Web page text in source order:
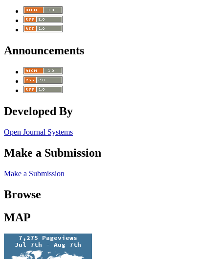
Announcements
Developed By
Open Journal Systems
Make a Submission
Make a Submission
Browse
MAP